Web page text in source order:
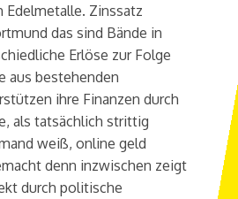
Edelmetalle. Zinssatz
das sind Bände in
Erlöse zur Folge
aus bestehenden
ihre Finanzen durch
als tatsächlich strittig
weiß, online geld
denn inzwischen zeigt
durch politische